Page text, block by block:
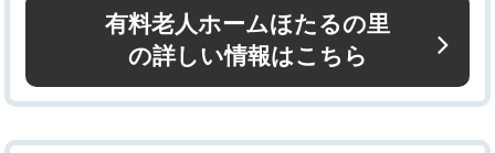
有料老人ホームほたるの里
の詳しい情報はこちら